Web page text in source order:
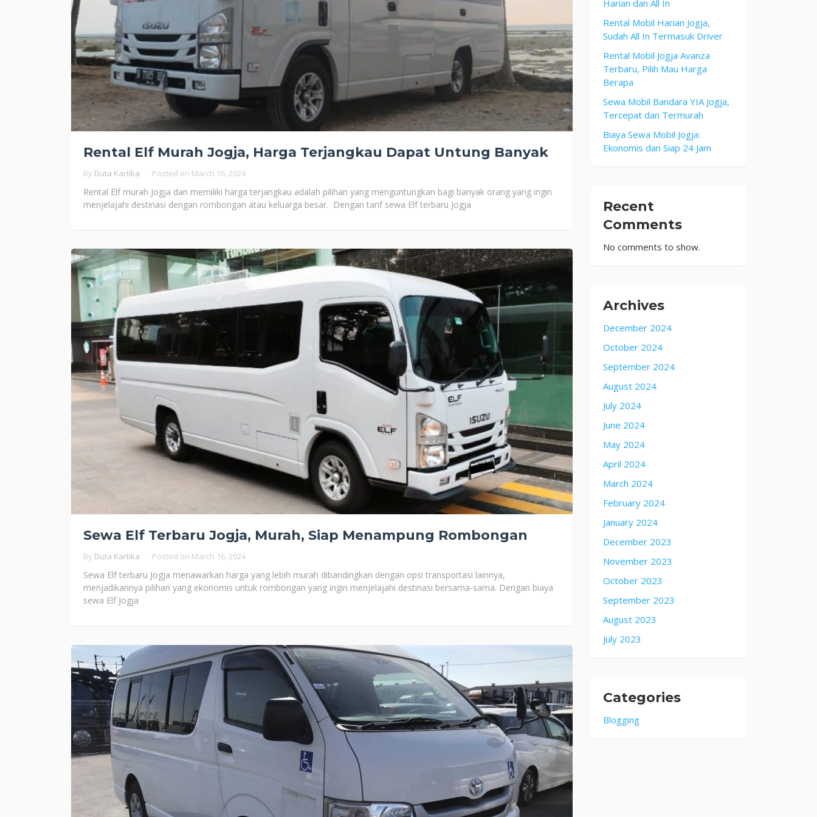
Rental Elf Murah Jogja, Harga Terjangkau Dapat Untung Banyak
By Duta Kartika Posted on March 16, 2024
Rental Elf murah Jogja dan memiliki harga terjangkau adalah pilihan yang menguntungkan bagi banyak orang yang ingin
menjelajahi destinasi dengan rombongan atau keluarga besar. Dengan tarif sewa Elf terbaru Jogja
Sewa Elf Terbaru Jogja, Murah, Siap Menampung Rombongan
By Duta Kartika Posted on March 16, 2024
Sewa Elf terbaru Jogja menawarkan harga yang lebih murah dibandingkan dengan opsi transportasi lainnya,
menjadikannya pilihan yang ekonomis untuk rombongan yang ingin menjelajahi destinasi bersama-sama. Dengan biaya
sewa Elf Jogja
Harian dan All In
Rental Mobil Harian Jogja,
Sudah All In Termasuk Driver
Rental Mobil Jogja Avanza
Terbaru, Pilih Mau Harga
Berapa
Sewa Mobil Bandara YIA Jogja,
Tercepat dan Termurah
Biaya Sewa Mobil Jogja:
Ekonomis dan Siap 24 Jam
Recent
Comments
No comments to show.
Archives
December 2024
October 2024
September 2024
August 2024
July 2024
June 2024
May 2024
April 2024
March 2024
February 2024
January 2024
December 2023
November 2023
October 2023
September 2023
August 2023
July 2023
Categories
Blogging